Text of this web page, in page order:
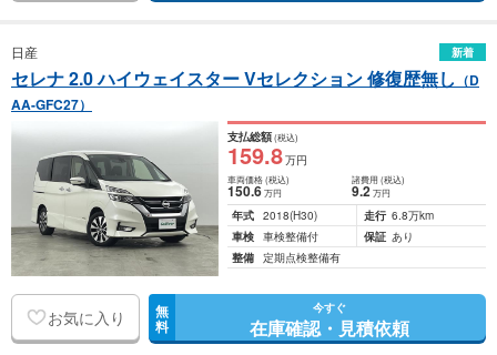
日産 新着
セレナ 2.0 ハイウェイスター Vセレクション 修復歴無し （D
AA-GFC27）
支払総額(税込)
159.8万円
車両価格(税込)
150.6万円
諸費用 (税込)
9.2 万円
年式 2018(H30) 走行 6.8万km
車検 車検整備付 保証 あり
整備 定期点検整備有
お気に入り 無
料
今すぐ
在庫確認・見積依頼